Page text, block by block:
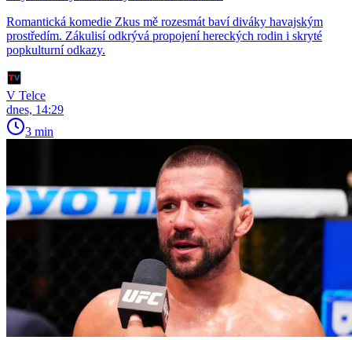
Romantická komedie Zkus mě rozesmát baví diváky havajským
prostředím. Zákulisí odkrývá propojení hereckých rodin i skryté
popkulturní odkazy.
V Telce
dnes, 14:29
3 min